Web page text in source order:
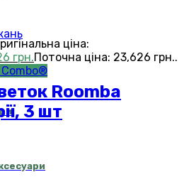
ціна:
грн.Поточна ціна: 23,626 грн..
Combo®
Roomba
3 шт